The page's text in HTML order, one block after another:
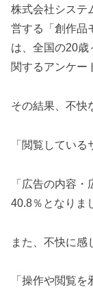
株式会社システ
営する「創作品
は、全国の20歳
関するアンケー
その結果、不快
「閲覧してい
「広告の内容
40.8％となりま
また、不快に感
「操作や閲覧を